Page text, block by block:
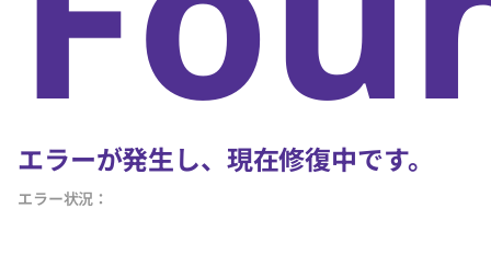
エラーが発生し、現在修復中です。
エラー状況：